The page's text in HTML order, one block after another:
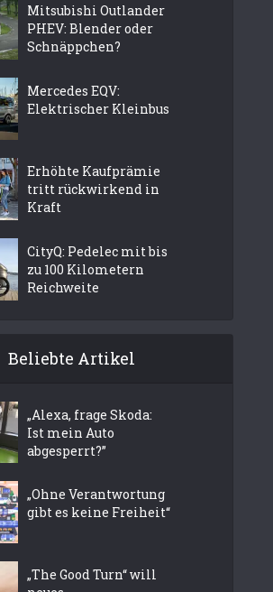
Mitsubishi Outlander
PHEV: Blender oder
Schnäppchen?
Mercedes EQV:
Elektrischer Kleinbus
Erhöhte Kaufprämie
tritt rückwirkend in
Kraft
CityQ: Pedelec mit bis
zu 100 Kilometern
Reichweite
Beliebte Artikel
„Alexa, frage Skoda:
Ist mein Auto
abgesperrt?”
„Ohne Verantwortung
gibt es keine Freiheit“
„The Good Turn“ will